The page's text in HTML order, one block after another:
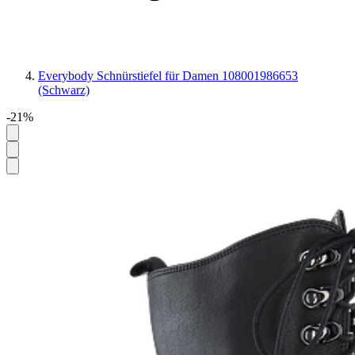
Everybody Schnürstiefel für Damen 108001986653
(Schwarz)
-21%